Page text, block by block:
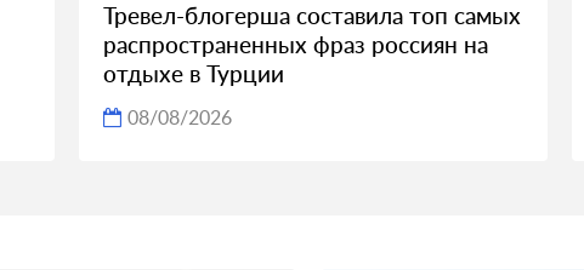
Тревел-блогерша составила топ самых
распространенных фраз россиян на
отдыхе в Турции
08/08/2026